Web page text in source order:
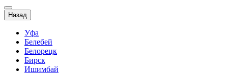
Назад
Уфа
Белебей
Белорецк
Бирск
Ишимбай